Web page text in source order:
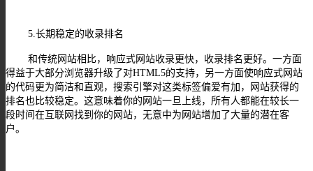
5.长期稳定的收录排名
和传统网站相比，响应式网站收录更快，收录排名更好。一方面
得益于大部分浏览器升级了对HTML5的支持，另一方面使响应式网站
的代码更为简洁和直观，搜索引擎对这类标签偏爱有加，网站获得的
排名也比较稳定。这意味着你的网站一旦上线，所有人都能在较长一
段时间在互联网找到你的网站，无意中为网站增加了大量的潜在客
户。